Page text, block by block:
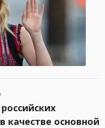
качестве основной